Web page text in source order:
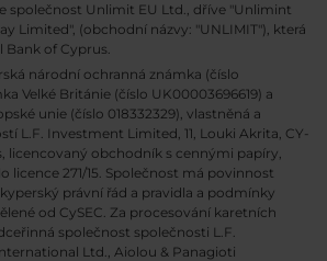
společnost Unlimit EU Ltd., dříve "Unlimint
Limited", (obchodní názvy: "UNLIMIT"), která
Bank of Cyprus.
národní ochranná známka (číslo
Velké Británie (číslo UK00003696619) a
unie (číslo 018332329), vlastněná a
L.F. Investment Limited, 11, Louki Akrita, CY-
licencovaný obchodník s cennými papíry,
licence 271/15. Společnost má povinnost
právní řád a pravidla a podmínky
od CySEC. Za procesování karetních
společnost společnosti L.F.
Ltd., Aiolou & Panagioti